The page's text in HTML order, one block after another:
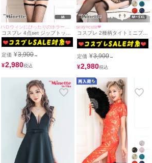
コスプレ 4点set ジップトップ
スセパレートホラープチプラセ
クシープリズナーガール [トッ
定価 ¥3,900→
¥2,980
sexy×cute❤︎
コスプレ 2種柄タイトミニプチ
プラセクシーチャイナドレス
[1点セット] (チャイナ服)(S～
XXXXXL)
定価 ¥3,900→
¥2,980